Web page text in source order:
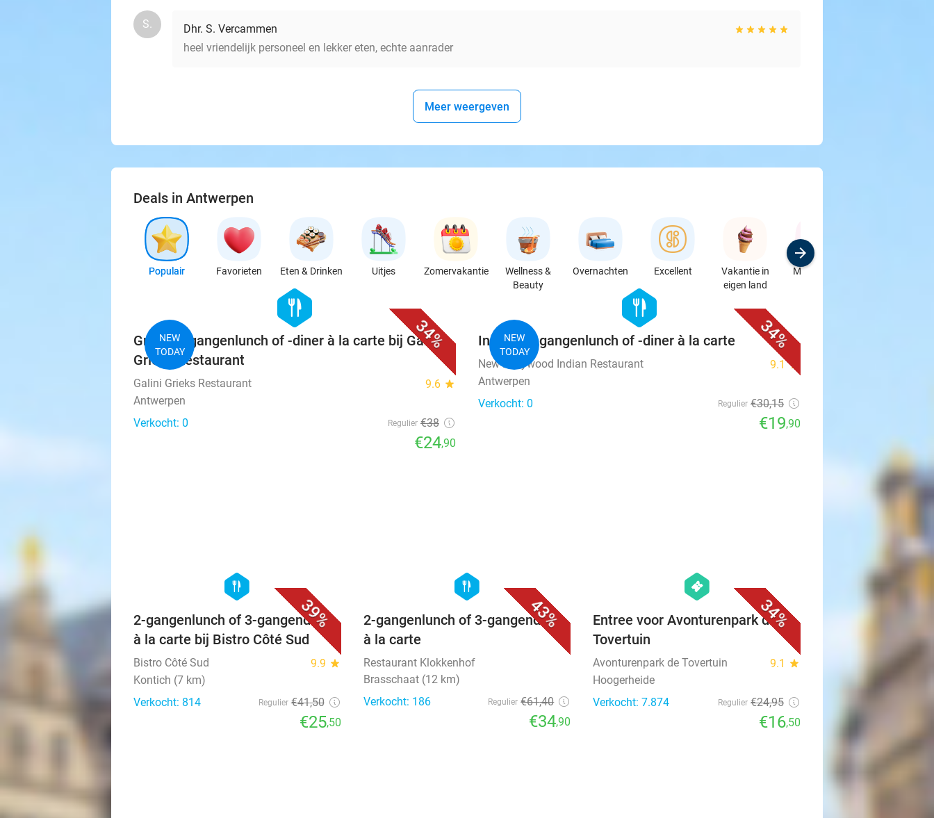
S.
Dhr. S. Vercammen
heel vriendelijk personeel en lekker eten, echte aanrader
Meer weergeven
Deals in Antwerpen
Populair Favorieten Eten & Drinken Uitjes Zomervakantie
Wellness &
Beauty
Overnachten Excellent
Vakantie in
eigen land
Moederdag
34%
NEW
TODAY
hexagon
food
Grieks 3-gangenlunch of -diner à la carte bij Galini
Grieks Restaurant
Galini Grieks Restaurant 9.6 star
Antwerpen
Verkocht: 0
Regulier €38
€24,90
34%
NEW
TODAY
hexagon
food
Indiaas 3-gangenlunch of -diner à la carte
New Bollywood Indian Restaurant 9.1star
Antwerpen
Verkocht: 0
Regulier €30,15
€19,90
39%
hexagon
food
2-gangenlunch of 3-gangendiner
à la carte bij Bistro Côté Sud
Bistro Côté Sud 9.9 star
Kontich (7 km)
Verkocht: 814
Regulier €41,50
€25,50
43%
hexagon
food
2-gangenlunch of 3-gangendiner
à la carte
Restaurant Klokkenhof
Brasschaat (12 km)
Verkocht: 186
Regulier €61,40
€34,90
34%
hexagon
events
Entree voor Avonturenpark de
Tovertuin
Avonturenpark de Tovertuin 9.1 star
Hoogerheide
Verkocht: 7.874
Regulier €24,95
€16,50